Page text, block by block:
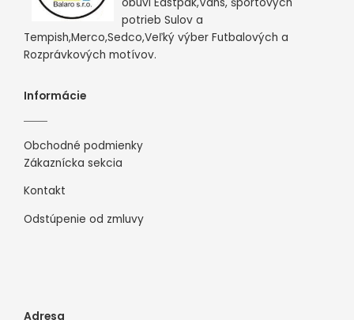
potrieb Sulov a
Tempish,Merco,Sedco,Veľký výber Futbalových a
Rozprávkových motívov.
Informácie
Obchodné podmienky
Zákaznícka sekcia
Kontakt
Odstúpenie od zmluvy
Adresa